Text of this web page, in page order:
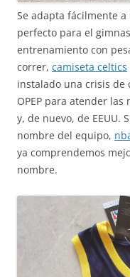
Se adapta fácilmente
perfecto para el
entrenamiento con
correr, camiseta celtics
instalado una crisis de
OPEP para atender
y, de nuevo, de EEUU.
nombre del equipo,
ya comprendemos
nombre.